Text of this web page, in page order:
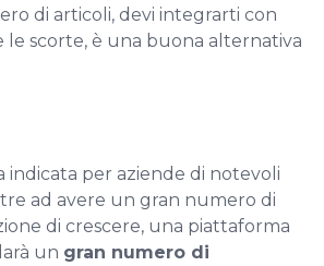
di articoli, devi integrarti con
le scorte, è una buona alternativa
indicata per aziende di notevoli
ad avere un gran numero di
di crescere, una piattaforma
un gran numero di